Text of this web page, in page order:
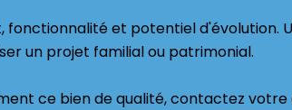
fonctionnalité et potentiel d'évolution.
un projet familial ou patrimonial.
ce bien de qualité, contactez votre